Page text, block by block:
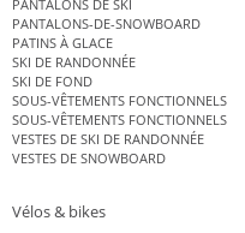
PANTALONS DE SKI
PANTALONS-DE-SNOWBOARD
PATINS À GLACE
SKI DE RANDONNÉE
SKI DE FOND
SOUS-VÊTEMENTS FONCTIONNELS
SOUS-VÊTEMENTS FONCTIONNELS
VESTES DE SKI DE RANDONNÉE
VESTES DE SNOWBOARD
Vélos & bikes